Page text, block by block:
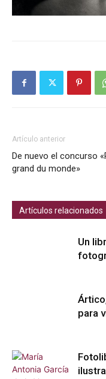
Artículo anterior
De nuevo el concurso
grand du monde»
Artículos relacionados
Un
para